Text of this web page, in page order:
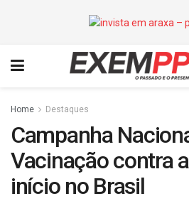
Home Destaques
Campanha
Vacinação contra
início no Brasil